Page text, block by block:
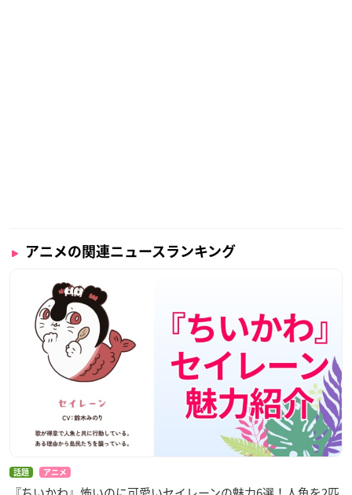
アニメの関連ニュースランキング
話題 アニメ